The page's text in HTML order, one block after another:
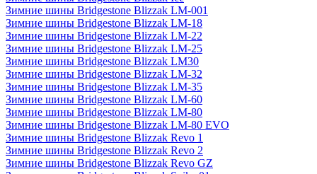
Зимние шины Bridgestone Blizzak LM-001
Зимние шины Bridgestone Blizzak LM-18
Зимние шины Bridgestone Blizzak LM-22
Зимние шины Bridgestone Blizzak LM-25
Зимние шины Bridgestone Blizzak LM30
Зимние шины Bridgestone Blizzak LM-32
Зимние шины Bridgestone Blizzak LM-35
Зимние шины Bridgestone Blizzak LM-60
Зимние шины Bridgestone Blizzak LM-80
Зимние шины Bridgestone Blizzak LM-80 EVO
Зимние шины Bridgestone Blizzak Revo 1
Зимние шины Bridgestone Blizzak Revo 2
Зимние шины Bridgestone Blizzak Revo GZ